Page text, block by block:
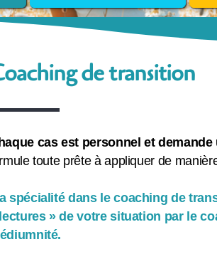
de transition
haque cas est personnel et
toute prête à appliquer de
spécialité dans le coaching de
» de votre situation par le